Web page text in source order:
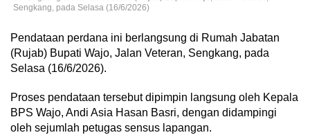
Sengkang, pada Selasa (16/6/2026)
Pendataan perdana ini berlangsung di Rumah Jabatan
(Rujab) Bupati Wajo, Jalan Veteran, Sengkang, pada
Selasa (16/6/2026).
Proses pendataan tersebut dipimpin langsung oleh Kepala
BPS Wajo, Andi Asia Hasan Basri, dengan didampingi
oleh sejumlah petugas sensus lapangan.